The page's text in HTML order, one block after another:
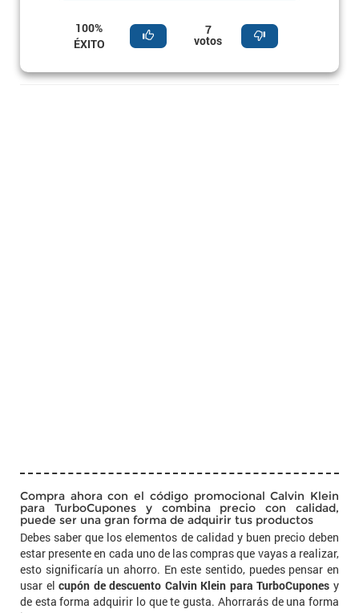
100%
ÉXITO
7
votos
Compra ahora con el código promocional Calvin Klein
para TurboCupones y combina precio con calidad,
puede ser una gran forma de adquirir tus productos
Debes saber que los elementos de calidad y buen precio deben
estar presente en cada uno de las compras que vayas a realizar,
esto significaría un ahorro. En este sentido, puedes pensar en
usar elcupón de descuento Calvin Klein para TurboCupones y
de esta forma adquirir lo que te gusta. Ahorrarás de una forma